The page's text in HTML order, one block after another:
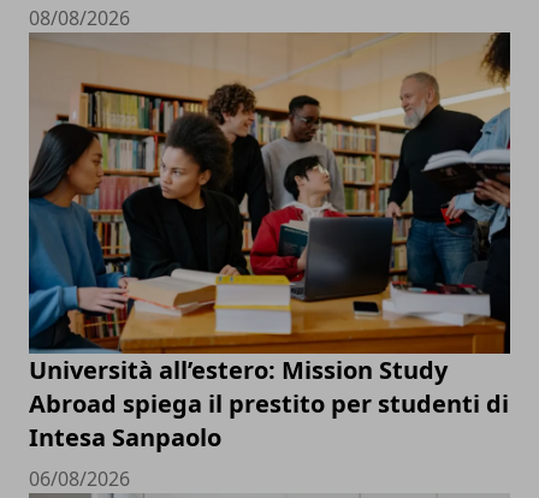
08/08/2026
Università all’estero: Mission Study
Abroad spiega il prestito per studenti di
Intesa Sanpaolo
06/08/2026